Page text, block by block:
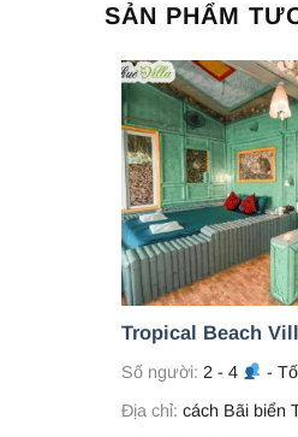
SẢN PHẨM
Tropical Beach
Số người: 2 - 4
-
Địa chỉ: cách Bãi biển